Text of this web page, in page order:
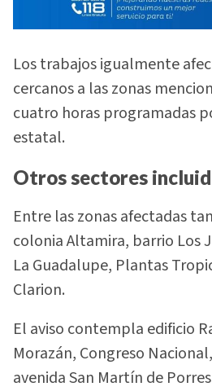
Los trabajos igualmente
cercanos a las zonas
cuatro horas programadas
estatal.
Otros sectores
Entre las zonas afectadas
colonia Altamira, barrio Los
La Guadalupe, Plantas
Clarion.
El aviso contempla edificio
Morazán, Congreso
avenida San Martín de